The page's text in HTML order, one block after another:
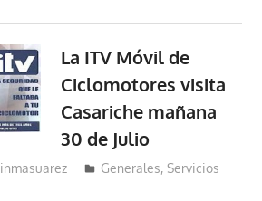
La ITV Móvil de
Ciclomotores visita
Casariche mañana
30 de Julio
inmasuarez Generales,Servicios